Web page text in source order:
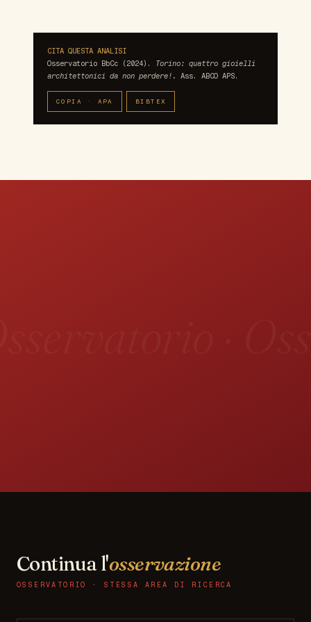
CITA QUESTA ANALISI
Osservatorio BbCc (2024). Torino: quattro gioielli
architettonici da non perdere!.
Ass. ABCO APS.
COPIA · APA BIBTEX
Continua l'osservazione
OSSERVATORIO · STESSA AREA DI RICERCA